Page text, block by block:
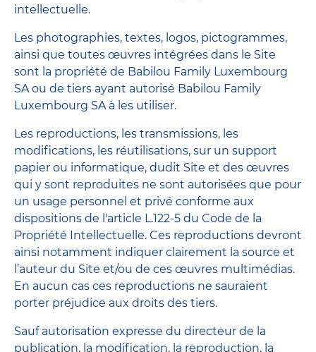
intellectuelle.
Les photographies, textes, logos, pictogrammes,
ainsi que toutes œuvres intégrées dans le Site
sont la propriété de Babilou Family Luxembourg
SA ou de tiers ayant autorisé Babilou Family
Luxembourg SA à les utiliser.
Les reproductions, les transmissions, les
modifications, les réutilisations, sur un support
papier ou informatique, dudit Site et des œuvres
qui y sont reproduites ne sont autorisées que pour
un usage personnel et privé conforme aux
dispositions de l'article L.122-5 du Code de la
Propriété Intellectuelle. Ces reproductions devront
ainsi notamment indiquer clairement la source et
l’auteur du Site et/ou de ces œuvres multimédias.
En aucun cas ces reproductions ne sauraient
porter préjudice aux droits des tiers.
Sauf autorisation expresse du directeur de la
publication, la modification, la reproduction, la